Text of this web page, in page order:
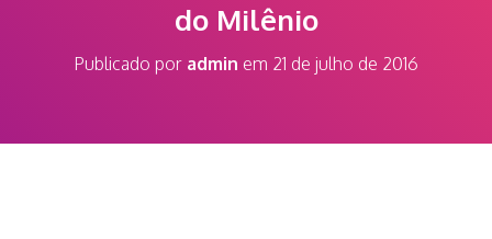
do Milênio
Publicado por admin em 21 de julho de 2016